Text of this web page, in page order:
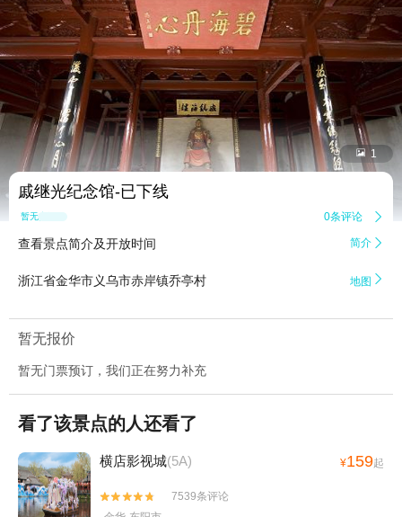
 1
戚继光纪念馆-已下线
暂无点评 0条评论 
查看景点简介及开放时间 简介 
浙江省金华市义乌市赤岸镇乔亭村 地图 
暂无报价
暂无门票预订，我们正在努力补充
看了该景点的人还看了
横店影视城(5A) ¥159起


7539条评论
